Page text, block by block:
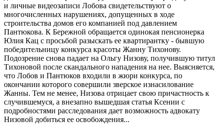
и личные видеозаписи Лобова свидетельствуют о
многочисленных нарушениях, допущенных в ходе
строительства домов его компанией под давлением
Пантюкова. К Бережной обращается одинокая пенсионерка
Юлия Кац с просьбой разыскать ее квартирантку - бывшую
победительницу конкурса красоты Жанну Тихонову.
Подозрение снова падает на Ольгу Низову, получившую титул
Тихоновой после скандального нападения на нее. Выясняется,
что Лобов и Пантюков входили в жюри конкурса, по
окончании которого совершили зверское изнасилование
Жанны. Тем не менее, Низова отрицает свою причастность к
случившемуся, а внезапно вышедшая статья Ксении с
подробностями расследования дает возможность адвокату
Низовой добиться ее освобождения...